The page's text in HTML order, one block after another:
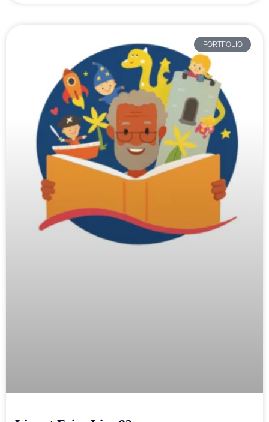
PORTFOLIO